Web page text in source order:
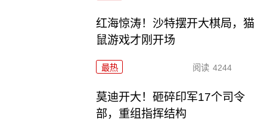
红海惊涛！沙特摆开大棋局，猫
鼠游戏才刚开场
最热 阅读 4244
莫迪开大！砸碎印军17个司令
部，重组指挥结构